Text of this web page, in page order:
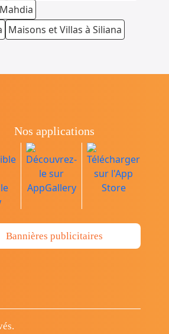
Maisons et Villas à Siliana
Nos applications
Bannières publicitaires